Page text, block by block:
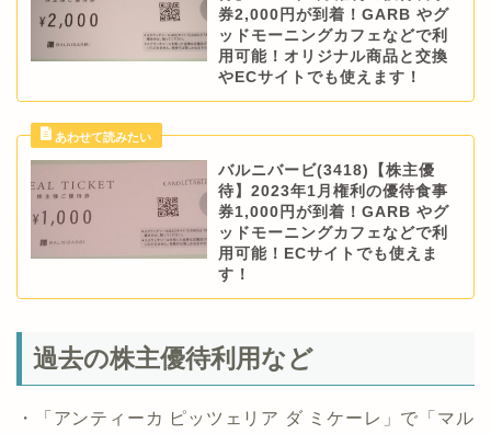
券2,000円が到着！GARB やグ
ッドモーニングカフェなどで利
用可能！オリジナル商品と交換
やECサイトでも使えます！
バルニバービ(3418)【株主優
待】2023年1月権利の優待食事
券1,000円が到着！GARB やグ
ッドモーニングカフェなどで利
用可能！ECサイトでも使えま
す！
過去の株主優待利用など
・「アンティーカ ピッツェリア ダ ミケーレ」で「マル